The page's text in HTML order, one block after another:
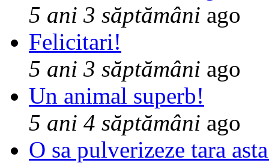
5 ani 3 săptămâni ago
Felicitari!
5 ani 3 săptămâni ago
Un animal superb!
5 ani 4 săptămâni ago
O sa pulverizeze tara